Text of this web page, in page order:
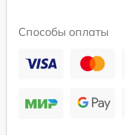
Способы оплаты